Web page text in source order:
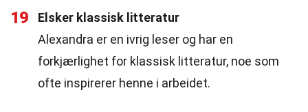
19
Elsker klassisk litteratur
Alexandra er en ivrig leser og har en
forkjærlighet for klassisk litteratur, noe som
ofte inspirerer henne i arbeidet.